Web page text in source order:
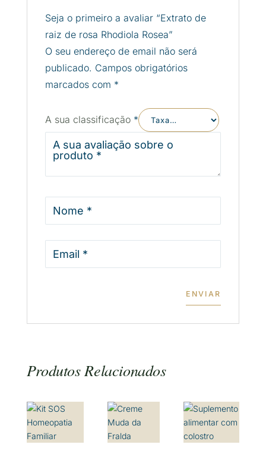
Seja o primeiro a avaliar “Extrato de
raiz de rosa Rhodiola Rosea”
O seu endereço de email não será
publicado. Campos obrigatórios
marcados com *
A sua classificação *
Produtos Relacionados